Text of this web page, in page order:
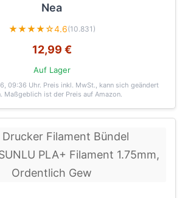
Nea
★★★★☆4.6(10.831)
12,99 €
Auf Lager
09:36 Uhr. Preis inkl. MwSt., kann sich geändert
Maßgeblich ist der Preis auf Amazon.